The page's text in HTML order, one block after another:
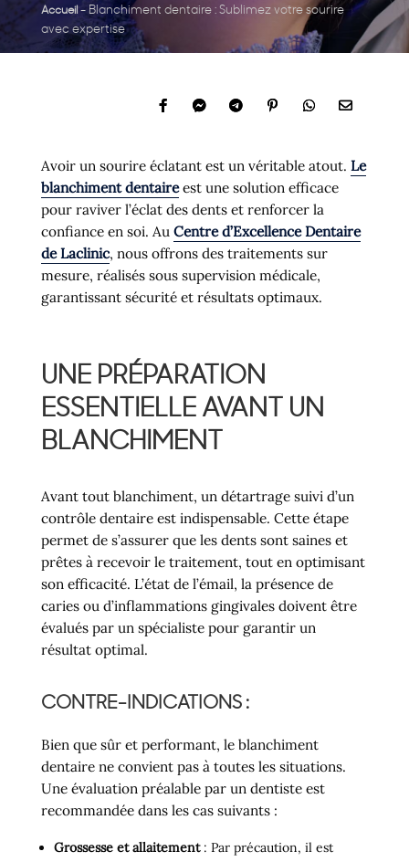
Accueil - Blanchiment dentaire : Sublimez votre sourire
avec expertise
Avoir un sourire éclatant est un véritable atout. Le
blanchiment dentaireest une solution efficace
pour raviver l’éclat des dents et renforcer la
confiance en soi. Au Centre d’Excellence Dentaire
de Laclinic, nous offrons des traitements sur
mesure, réalisés sous supervision médicale,
garantissant sécurité et résultats optimaux.
UNE PRÉPARATION
ESSENTIELLE AVANT UN
BLANCHIMENT
Avant tout blanchiment, un détartrage suivi d’un
contrôle dentaire est indispensable. Cette étape
permet de s’assurer que les dents sont saines et
prêtes à recevoir le traitement, tout en optimisant
son efficacité. L’état de l’émail, la présence de
caries ou d’inflammations gingivales doivent être
évalués par un spécialiste pour garantir un
résultat optimal.
CONTRE-INDICATIONS :
Bien que sûr et performant, le blanchiment
dentaire ne convient pas à toutes les situations.
Une évaluation préalable par un dentiste est
recommandée dans les cas suivants :
Grossesse et allaitement: Par précaution, il est